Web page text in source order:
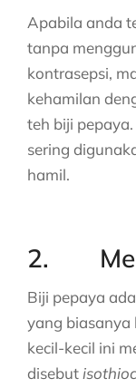
Apabila anda
tanpa
kontrasepsi,
kehamilan
teh biji
sering
hamil.
2.
Biji pepaya
yang
kecil-kecil ini
disebut